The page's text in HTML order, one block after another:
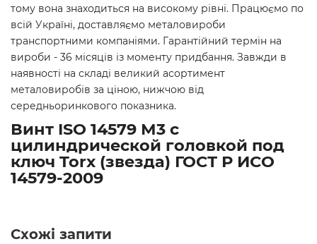
тому вона знаходиться на високому рівні. Працюємо по
всій Україні, доставляємо металовироби
транспортними компаніями. Гарантійний термін на
вироби - 36 місяців із моменту придбання. Завжди в
наявності на складі великий асортимент
металовиробів за ціною, нижчою від
середньоринкового показника.
Винт ISO 14579 М3 с
цилиндрической головкой под
ключ Torx (звезда) ГОСТ Р ИСО
14579-2009
Схожі запити